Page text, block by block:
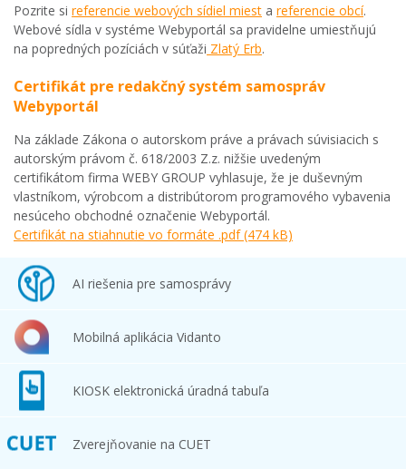
Pozrite si referencie webových sídiel miest a referencie obcí.
Webové sídla v systéme Webyportál sa pravidelne umiestňujú
na popredných pozíciách v súťaži Zlatý Erb.
Certifikát pre redakčný systém samospráv
Webyportál
Na základe Zákona o autorskom práve a právach súvisiacich s
autorským právom č. 618/2003 Z.z. nižšie uvedeným
certifikátom firma WEBY GROUP vyhlasuje, že je duševným
vlastníkom, výrobcom a distribútorom programového vybavenia
nesúceho obchodné označenie Webyportál.
Certifikát na stiahnutie vo formáte .pdf (474 kB)
AI riešenia pre samosprávy
Mobilná aplikácia Vidanto
KIOSK elektronická úradná tabuľa
Zverejňovanie na CUET